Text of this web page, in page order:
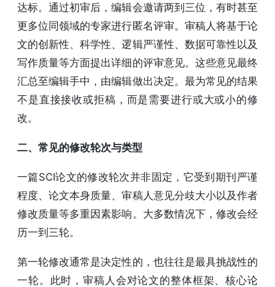
达标。通过初审后，编辑会邀请两到三位，有时甚至
更多位同领域的专家进行匿名评审。审稿人将基于论
文的创新性、科学性、逻辑严谨性、数据可靠性以及
写作质量等方面提出详细的评审意见。这些意见最终
汇总至编辑手中，由编辑做出决定。最为常见的结果
不是直接接收或拒稿，而是需要进行或大或小的修
改。
二、常见的修改轮次与类型
一篇SCI论文的修改轮次并非固定，它受到期刊严谨
程度、论文本身质量、审稿人意见分歧大小以及作者
修改质量等多重因素影响。大多数情况下，修改会经
历一到三轮。
第一轮修改通常是决定性的，也往往是最具挑战性的
一轮。此时，审稿人会对论文的整体框架、核心论